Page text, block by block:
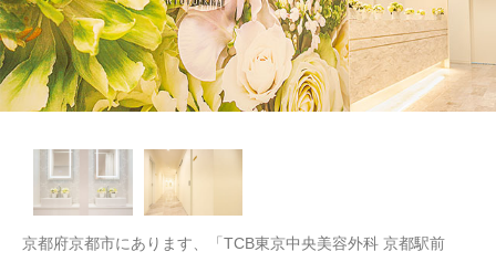
京都府京都市にあります、「TCB東京中央美容外科 京都駅前